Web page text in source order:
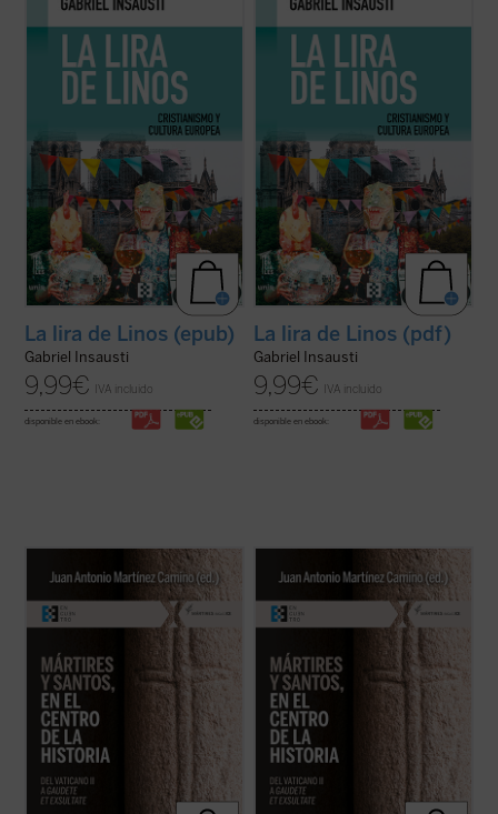
Dostoievski, Tolkien, y películas como
autor de este ensayo —construido a partir
de la imagen de Linos— reflexionar en
torno a la teología que se ... (ver ficha)
La lira de Linos (epub)
Gabriel Insausti
9,99€ IVA incluido
disponible en ebook:
Dostoievski, Tolkien, y películas como
autor de este ensayo —construido a partir
de la imagen de Linos— reflexionar en
torno a la teología que se ... (ver ficha)
La lira de Linos (pdf)
Gabriel Insausti
9,99€ IVA incluido
disponible en ebook:
En este libro se ensaya una historia
hagiocéntrica de la Iglesia, pautada por los
santos y sus misiones, más que por papas,
obispos y concilios. Es una historia aún por
hacer, pero exigida por la enseñanza del
(ver ficha)
En este libro se ensaya una historia
hagiocéntrica de la Iglesia, pautada por los
santos y sus misiones, más que por papas,
obispos y concilios. Es una historia aún por
hacer, pero exigida por la enseñanza del
(ver ficha)